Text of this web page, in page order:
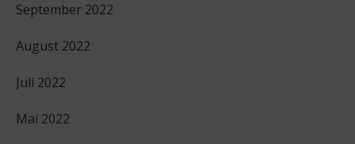
September 2022
August 2022
Juli 2022
Mai 2022